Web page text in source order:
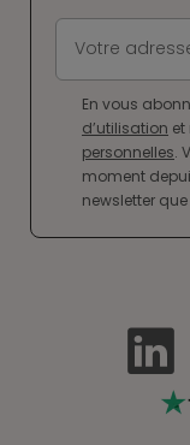
En vous
d’utilisation et
personnelles.
moment
newsletter